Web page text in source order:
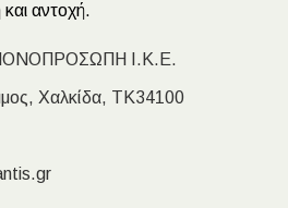
αντοχή.
Ι.Κ.Ε.
Χαλκίδα, ΤΚ34100